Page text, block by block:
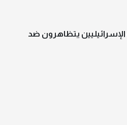
الإسرائيليين يتظاهرون ضد